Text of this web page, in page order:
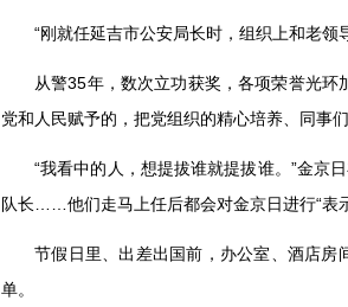
“刚就任延吉市公安局长时，组织上和老领
从警35年，数次立功获奖，各项荣誉光环
党和人民赋予的，把党组织的精心培养、同事
“我看中的人，想提拔谁就提拔谁。 ”金京
队长
他们走马上任后都会对金京日进行“表
节假日里、出差出国前，办公室、酒店房
单。